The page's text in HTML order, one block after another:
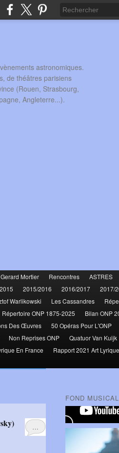
astronomiques.
de théâtres parisiens
(Rouen, Strasbourg,
Angleterre...).
Gerard Mortier Rencontres ASTRES
2015/2016 2016/2017 2017/
Warlikowski Les Cassandres
Répertoire ONP 1875-2025 Bilan ONP
Des Œuvres 50 Opéras Pour L'ONP
Non Reprises ONP Quatuor Van Kuijk
En France Rapport 2021 Art Lyrique
…
FOND MUSICAL